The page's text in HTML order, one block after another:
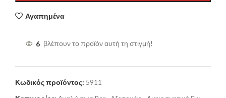
Αγαπημένα
6 βλέπουν το προϊόν αυτή τη στιγμή!
Κωδικός προϊόντος: 5911